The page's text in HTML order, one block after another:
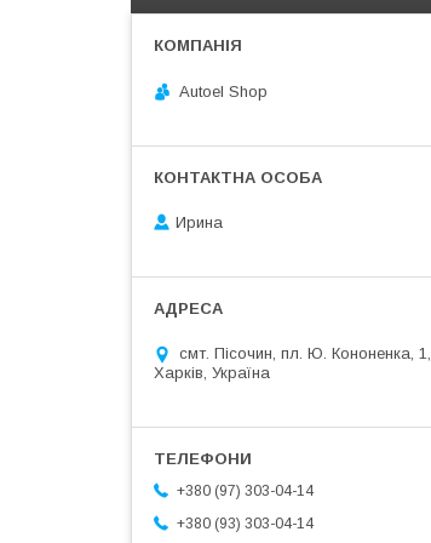
Autoel Shop
Ирина
смт. Пісочин, пл. Ю. Кононенка, 1,
Харків, Україна
+380 (97) 303-04-14
+380 (93) 303-04-14